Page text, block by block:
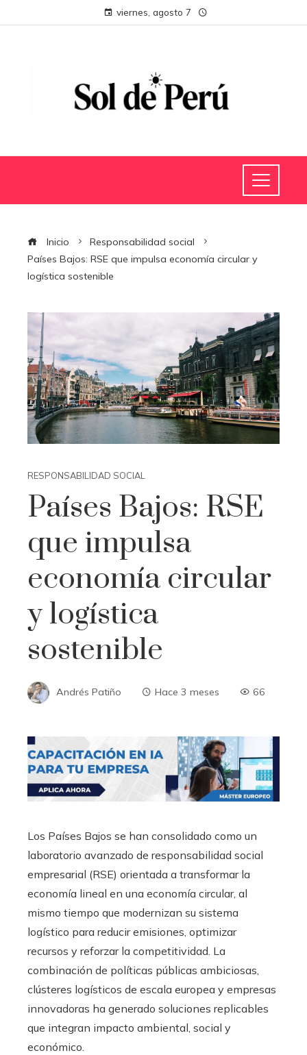
viernes, agosto 7
Inicio
Responsabilidad social
Países Bajos: RSE que impulsa economía circular y
logística sostenible
RESPONSABILIDAD SOCIAL
Países Bajos: RSE
que impulsa
economía circular
y logística
sostenible
Andrés Patiño Hace 3 meses 66
Los Países Bajos se han consolidado como un
laboratorio avanzado de responsabilidad social
empresarial (RSE) orientada a transformar la
economía lineal en una economía circular, al
mismo tiempo que modernizan su sistema
logístico para reducir emisiones, optimizar
recursos y reforzar la competitividad. La
combinación de políticas públicas ambiciosas,
clústeres logísticos de escala europea y empresas
innovadoras ha generado soluciones replicables
que integran impacto ambiental, social y
económico.